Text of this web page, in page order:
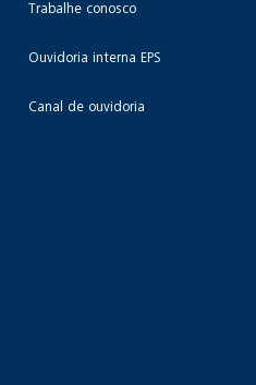
Trabalhe conosco
Ouvidoria interna EPS
Canal de ouvidoria